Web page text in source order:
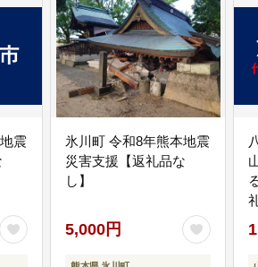
震
氷川町 令和8年熊本地震
災害支援【返礼品な
し】
5,000円